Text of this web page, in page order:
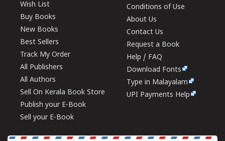
Wish List
Buy Books
New Books
Best Sellers
Track My Order
All Publishers
All Authors
Sell On Kerala Book Store
Publish your E-Book
Sell your E-Book
Conditions of Use
About Us
Contact Us
Request a Book
Help / FAQ
Download Fonts
Type in Malayalam
UPI Payments Help